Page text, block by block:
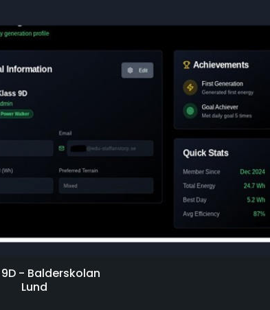
- Balderskolan
Lund